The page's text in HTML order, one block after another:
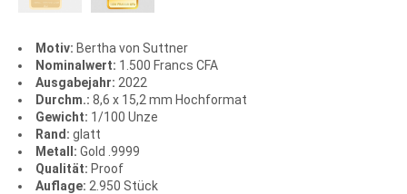
Motiv: Bertha von Suttner
Nominalwert: 1.500 Francs CFA
Ausgabejahr: 2022
Durchm.: 8,6 x 15,2 mm Hochformat
Gewicht: 1/100 Unze
Rand: glatt
Metall: Gold .9999
Qualität: Proof
Auflage: 2.950 Stück